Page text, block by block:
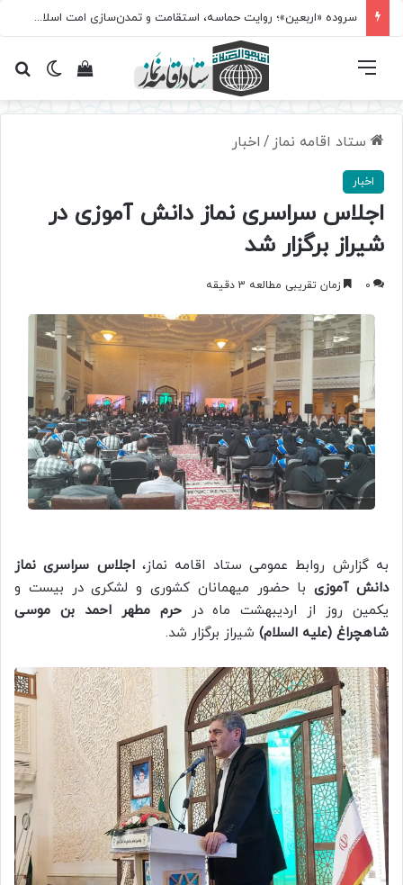
مسابقه سراسری «نماز؛ میراث کربلا» برگزار می‌شود
تغییرمشاهده فهرست
ستاد اقامه نماز / اخبار
اخبار
اجلاس سراسری نماز دانش آموزی در
شیراز برگزار شد
0 زمان تقریبی مطالعه 3 دقیقه
به گزارش روابط عمومی ستاد اقامه نماز،اجلاس سراسری نماز
دانش آموزیبا حضور میهمانان کشوری و لشکری در بیست و
یکمین روز از اردیبهشت ماه درحرم مطهر احمد بن موسی
شاهچراغ (علیه السلام) شیراز برگزار شد.